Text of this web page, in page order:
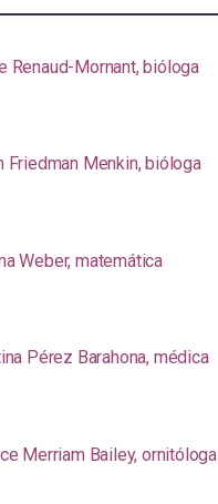
Renaud-Mornant, bióloga
Friedman Menkin, bióloga
Weber, matemática
Pérez Barahona, médica
Merriam Bailey, ornitóloga